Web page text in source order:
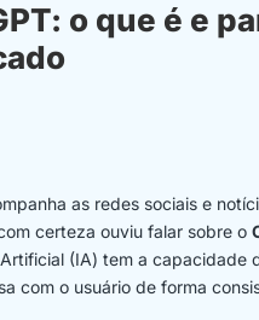
o que é e
as redes sociais e
certeza ouviu falar sobre o
(IA) tem a capacidade
com o usuário de forma